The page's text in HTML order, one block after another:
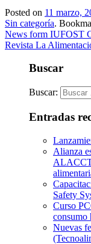
Posted on 11 marzo,
Sin categoría.
News form IUFOST
Revista La
Buscar
Buscar:
Entradas
Alianza
Safety
Curso
consumo
Nuevas